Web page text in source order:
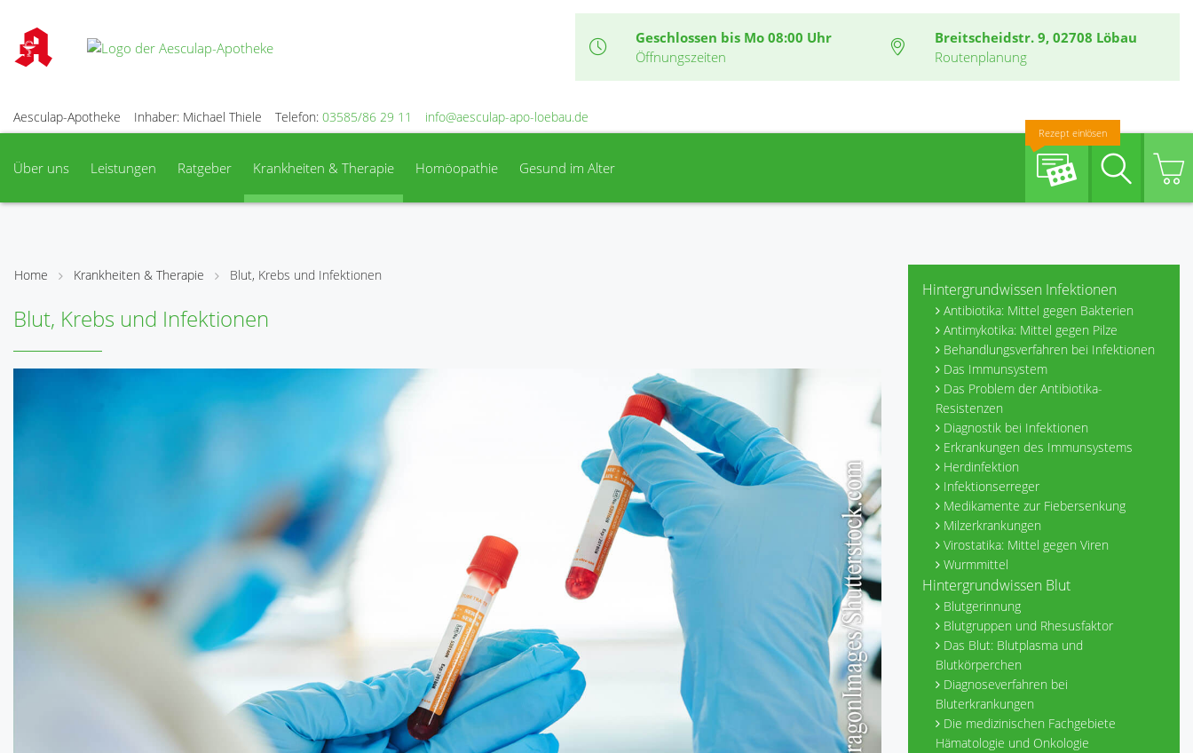
Geschlossen bis Mo 08:00 Uhr
Öffnungszeiten
Breitscheidstr. 9, 02708 Löbau
Routenplanung
Aesculap-Apotheke Inhaber: Michael Thiele Telefon: 03585/86 29 11 info@aesculap-apo-loebau.de
Über uns Leistungen Ratgeber Krankheiten & Therapie Homöopathie Gesund im Alter
Rezept einlösen
Suche
Home Krankheiten & Therapie Blut, Krebs und Infektionen
Blut, Krebs und Infektionen
Hintergrundwissen Infektionen
Antibiotika: Mittel gegen Bakterien
Antimykotika: Mittel gegen Pilze
Behandlungsverfahren bei Infektionen
Das Immunsystem
Das Problem der Antibiotika-
Resistenzen
Diagnostik bei Infektionen
Erkrankungen des Immunsystems
Herdinfektion
Infektionserreger
Medikamente zur Fiebersenkung
Milzerkrankungen
Virostatika: Mittel gegen Viren
Wurmmittel
Hintergrundwissen Blut
Blutgerinnung
Blutgruppen und Rhesusfaktor
Das Blut: Blutplasma und
Blutkörperchen
Diagnoseverfahren bei
Bluterkrankungen
Die medizinischen Fachgebiete
Hämatologie und Onkologie